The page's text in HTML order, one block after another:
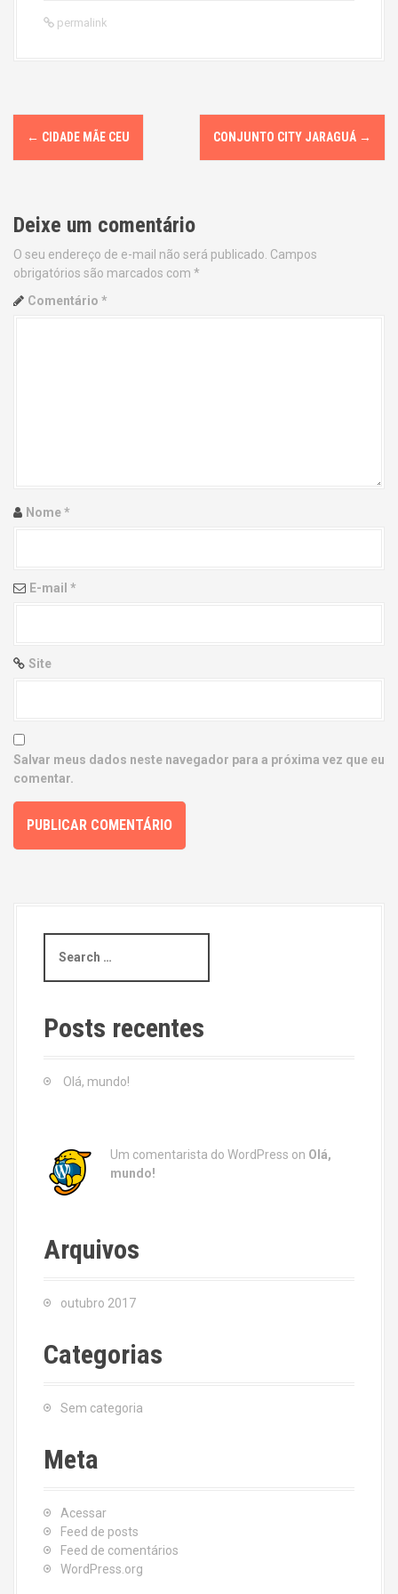
permalink
P
o
t
n
a
i
n
← CIDADE MÃE CEU CONJUNTO CITY JARAGUÁ →
Deixe um comentário
O seu endereço de e-mail não será publicado. Campos
obrigatórios são marcados com *
Comentário *
Nome*
E-mail *
Site
Salvar meus dados neste navegador para a próxima vez que eu
comentar.
a
c
h
Posts recentes
Olá, mundo!
Um comentarista do WordPress on Olá,
mundo!
Arquivos
outubro 2017
Categorias
Sem categoria
Meta
Acessar
Feed de posts
Feed de comentários
WordPress.org